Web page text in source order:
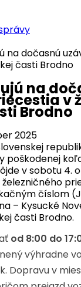
na dočasnú
časti Brodno
na
v
Brodno
2025
poškodenej
v sobotu 4.
číslom
– Kysucké
časti Brodno.
od 8:00 do
výhradne
Dopravu v